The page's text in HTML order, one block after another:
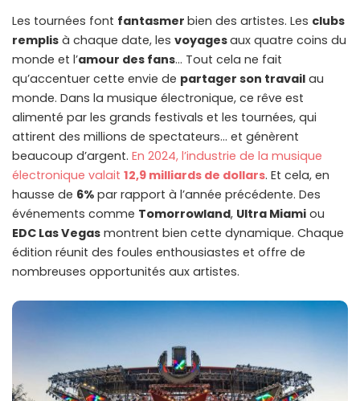
Les tournées font fantasmer bien des artistes. Les clubs
remplis à chaque date, les voyagesaux quatre coins du
monde et l’amour des fans… Tout cela ne fait
qu’accentuer cette envie de partager son travail au
monde. Dans la musique électronique, ce rêve est
alimenté par les grands festivals et les tournées, qui
attirent des millions de spectateurs… et génèrent
beaucoup d’argent. En 2024, l’industrie de la musique
électronique valait 12,9 milliards de dollars. Et cela, en
hausse de 6% par rapport à l’année précédente. Des
événements comme Tomorrowland, Ultra Miami ou
EDC Las Vegas montrent bien cette dynamique. Chaque
édition réunit des foules enthousiastes et offre de
nombreuses opportunités aux artistes.